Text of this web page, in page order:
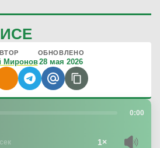
Миронов
ОБНОВЛЕНО
28 мая 2026
0:00
1×